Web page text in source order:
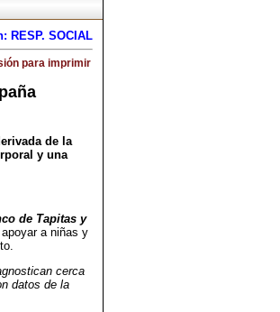
RESP. SOCIAL
para imprimir
de la
y una
de Tapitas y
a niñas y
cerca
datos de la